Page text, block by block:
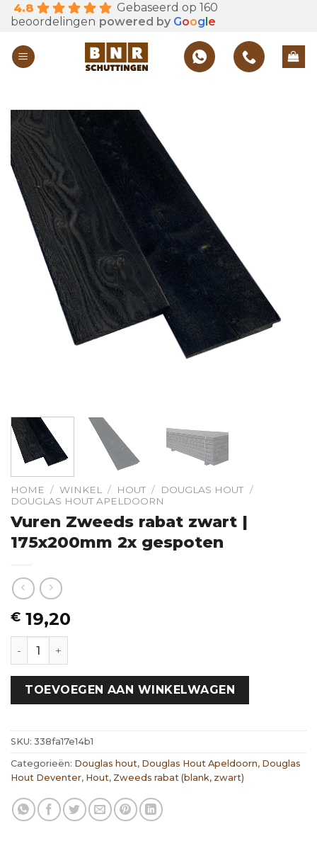
Skip
to
content
4.8
Gebaseerd op 160
beoordelingen powered by Goog e
HOME / WINKEL / HOUT / DOUGLAS HOUT /
DOUGLAS HOUT APELDOORN
Vuren Zweeds rabat zwart |
175x200mm 2x gespoten
€ 19,20
Vuren Zweeds rabat zwart | 175x200mm 2x gespoten
TOEVOEGEN AAN WINKELWAGEN
SKU: 338fa17e14b1
Categorieën: Douglas hout, Douglas Hout Apeldoorn, Douglas
Hout Deventer, Hout, Zweeds rabat (blank, zwart)